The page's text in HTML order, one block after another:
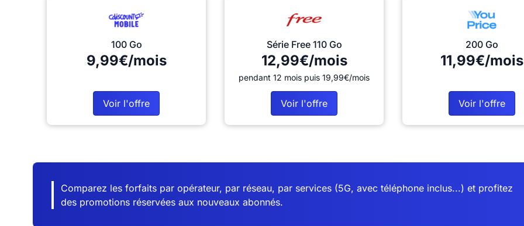
100 Go
9,99€/mois
Voir l'offre
Série Free 110 Go
12,99€/mois
pendant 12 mois puis 19,99€/mois
Voir l'offre
200 Go
11,99€/mois
Voir l'offre
Comparez les forfaits par opérateur, par réseau, par services (5G, avec téléphone inclus...) et profitez
des promotions réservées aux nouveaux abonnés.